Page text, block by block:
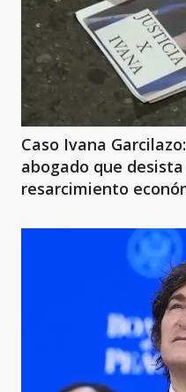
Caso Ivana
abogado que
resarcimiento